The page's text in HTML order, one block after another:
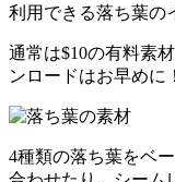
利用できる落ち葉の
通常は$10の有料素
ンロードはお早めに！
4種類の落ち葉をベ